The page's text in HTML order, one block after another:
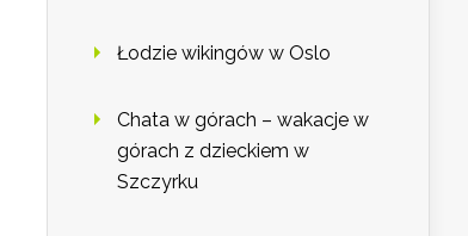
Łodzie wikingów w Oslo
Chata w górach – wakacje w
górach z dzieckiem w
Szczyrku